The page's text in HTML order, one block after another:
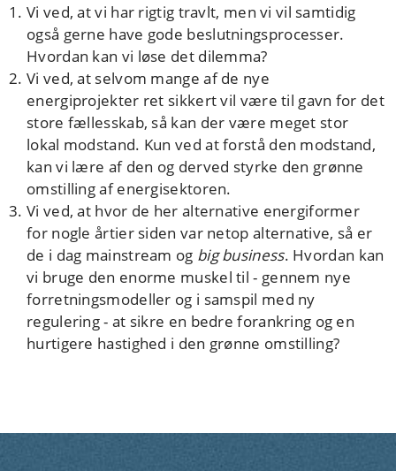
Vi ved, at vi har rigtig travlt, men vi vil samtidig
også gerne have gode beslutningsprocesser.
Hvordan kan vi løse det dilemma?
Vi ved, at selvom mange af de nye
energiprojekter ret sikkert vil være til gavn for det
store fællesskab, så kan der være meget stor
lokal modstand. Kun ved at forstå den modstand,
kan vi lære af den og derved styrke den grønne
omstilling af energisektoren.
Vi ved, at hvor de her alternative energiformer
for nogle årtier siden var netop alternative, så er
de i dag mainstream og big business. Hvordan kan
vi bruge den enorme muskel til - gennem nye
forretningsmodeller og i samspil med ny
regulering - at sikre en bedre forankring og en
hurtigere hastighed i den grønne omstilling?